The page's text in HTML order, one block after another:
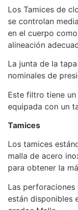
Los Tamices de
se controlan
en el cuerpo
alineación
La junta de la
nominales de
Este filtro tiene
equipada con un
Tamices
Los tamices
malla de acero
para obtener la
Las
están disponibles